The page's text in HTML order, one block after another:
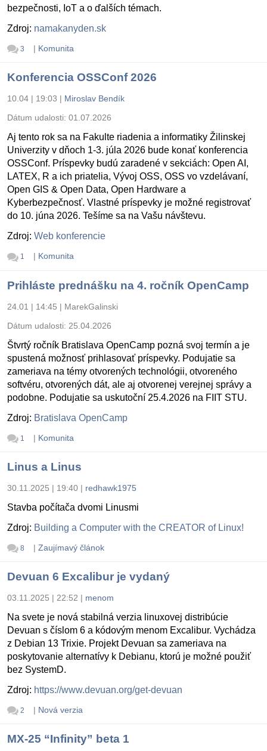
bezpečnosti, IoT a o ďalších témach.
Zdroj: namakanyden.sk
3 | Komunita
Konferencia OSSConf 2026
10.04 | 19:03 | Miroslav Bendík
Dátum udalosti: 01.07.2026
Aj tento rok sa na Fakulte riadenia a informatiky Žilinskej
Univerzity v dňoch 1-3. júla 2026 bude konať konferencia
OSSConf. Príspevky budú zaradené v sekciách: Open AI,
LATEX, R a ich priatelia, Vývoj OSS, OSS vo vzdelávaní,
Open GIS & Open Data, Open Hardware a
Kyberbezpečnosť. Vlastné príspevky je možné registrovať
do 10. júna 2026. Tešíme sa na Vašu návštevu.
Zdroj: Web konferencie
1 | Komunita
Prihláste prednášku na 4. ročník OpenCamp
24.01 | 14:45 | MarekGalinski
Dátum udalosti: 25.04.2026
Štvrtý ročník Bratislava OpenCamp pozná svoj termín a je
spustená možnosť prihlasovať príspevky. Podujatie sa
zameriava na témy otvorených technológii, otvoreného
softvéru, otvorených dát, ale aj otvorenej verejnej správy a
podobne. Podujatie sa uskutoční 25.4.2026 na FIIT STU.
Zdroj: Bratislava OpenCamp
1 | Komunita
Linus a Linus
30.11.2025 | 19:40 | redhawk1975
Stavba počítača dvomi Linusmi
Zdroj: Building a Computer with the CREATOR of Linux!
8 | Zaujímavý článok
Devuan 6 Excalibur je vydaný
03.11.2025 | 22:52 | menom
Na svete je nová stabilná verzia linuxovej distribúcie
Devuan s číslom 6 a kódovým menom Excalibur. Vychádza
z Debian 13 Trixie. Projekt Devuan sa zameriava na
poskytovanie alternatívy k Debianu, ktorú je možné použiť
bez SystemD.
Zdroj: https://www.devuan.org/get-devuan
2 | Nová verzia
MX-25 “Infinity” beta 1